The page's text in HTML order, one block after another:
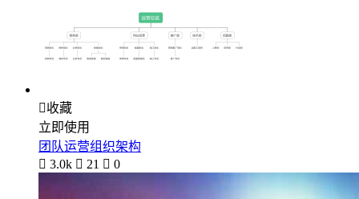
收藏
立即使用
团队运营组织架构
 3.0k  21  0